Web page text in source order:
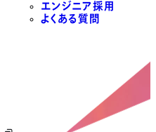
エンジニア採用
よくある質問